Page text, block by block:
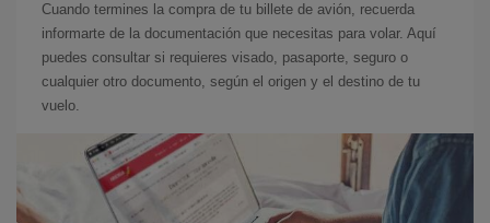
Cuando termines la compra de tu billete de avión, recuerda
informarte de la documentación que necesitas para volar. Aquí
puedes consultar si requieres visado, pasaporte, seguro o
cualquier otro documento, según el origen y el destino de tu
vuelo.